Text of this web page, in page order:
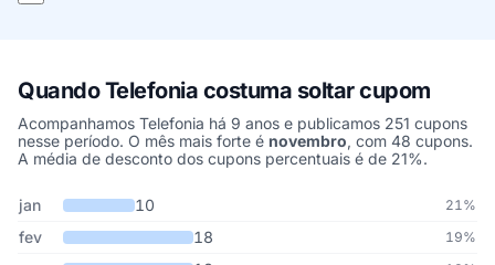
Quando Telefonia costuma soltar cupom
Acompanhamos Telefonia há 9 anos e publicamos 251 cupons
nesse período. O mês mais forte é novembro, com 48 cupons.
A média de desconto dos cupons percentuais é de 21%.
Cupons de Telefonia publicados por mês, somando os últimos 9
Mês Cupons publicados
jan 10 21%
fev 18 19%